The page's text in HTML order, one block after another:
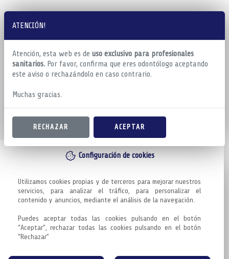
ATENCIÓN!
Atención, esta web es de uso exclusivo para profesionales
sanitarios. Por favor, confirma que eres odontólogo aceptando
este aviso o rechazándolo en caso contrario.
Muchas gracias.
RECHAZAR ACEPTAR
Configuración de cookies
Utilizamos cookies propias y de terceros para mejorar nuestros
servicios, para analizar el tráfico, para personalizar el
contenido y anuncios, mediante el análisis de la navegación.
Puedes aceptar todas las cookies pulsando en el botón
“Aceptar”, rechazar todas las cookies pulsando en el botón
“Rechazar”